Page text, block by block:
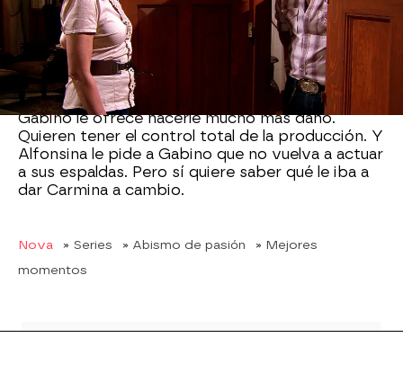
aprovecharse mejor.
Pero Alfonsina no quiere
tener nada que ver con ese hombre. Desde lo
que pasó y tras la muerte de Rosendo y
Estefanía la relación entre Augusto y Alfonsina
está muerta.
Gabino le ofrece hacerle mucho más daño.
Quieren tener el control total de la producción. Y
Alfonsina le pide a Gabino que no vuelva a actuar
a sus espaldas. Pero sí quiere saber qué le iba a
dar Carmina a cambio.
Nova » Series » Abismo de pasión
» Mejores
momentos